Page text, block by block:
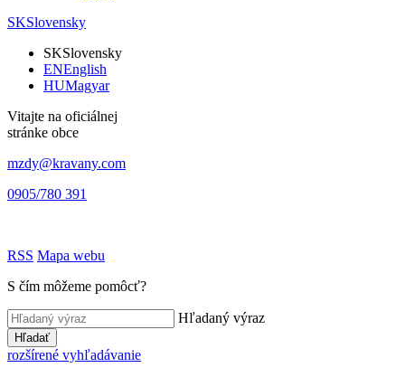
SKSlovensky
SKSlovensky
ENEnglish
HUMagyar
Vitajte na oficiálnej
stránke obce
mzdy@kravany.com
0905/780 391
RSS Mapa webu
S čím môžeme pomôcť?
Hľadaný výraz
Hľadať
rozšírené vyhľadávanie